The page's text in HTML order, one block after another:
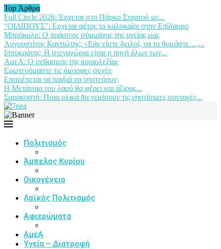
Top Άρθρα
Full Circle 2026: Έρχεται στο Πάρκο Στρατού με...
“ΟΙΔΙΠΟΥΣ”: Ερχεται φέτος το καλοκαίρι στην Επίδαυρο
Μπρόκολο: Ο πράσινος σύμμαχος της υγείας μας
Αυγουστίνος Καντιώτης: «Εάν είστε δειλοί, να το θυμάστε…,...
Ιπποκράτης: Η στεναχώρια είναι η πηγή όλων των...
ΑμεΑ: Ο σεβασμός της κυριολεξίας
Ερωτευόμαστε τις όμορφες ψυχές
Επιτρέπεται τα παιδιά να νηστεύουν;
Η Μετάνοια του λαού θα φέρει και άξιους...
Σαρακοστή: Ποια υλικά θα γεμίσουν τις νηστίσιμες συνταγές...
Πολιτισμός
Άμπελος Κυρίου
Οικογένεια
Λαϊκός Πολιτισμός
Αφιερώματα
ΑμεΑ
Υγεία – Διατροφή